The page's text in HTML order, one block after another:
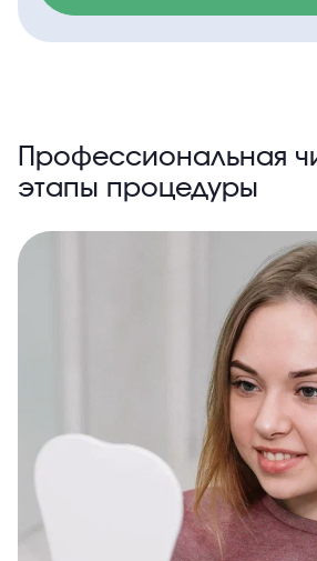
Профессиональная
этапы процедуры